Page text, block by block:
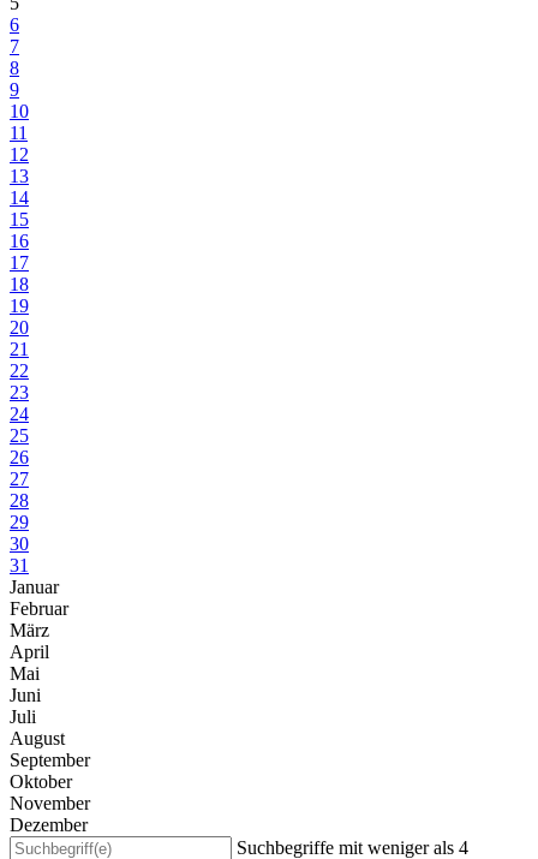
6
7
8
9
10
11
12
13
14
15
16
17
18
19
20
21
22
23
24
25
26
27
28
29
30
31
Januar
Februar
März
April
Mai
Juni
Juli
August
September
Oktober
November
Dezember
Suchbegriffe mit weniger als 4